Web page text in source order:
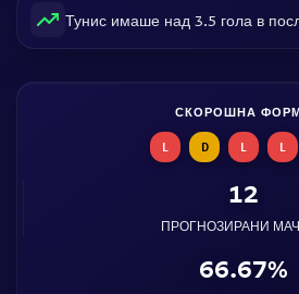
Тунис имаше над 3.5 гола в
СКОРОШНА
L D L L
12
ПРОГНОЗИРАНИ
66.67%